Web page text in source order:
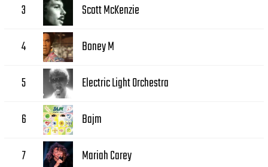
3 Scott McKenzie
4 Boney M
5 Electric Light Orchestra
6 Bajm
7 Mariah Carey